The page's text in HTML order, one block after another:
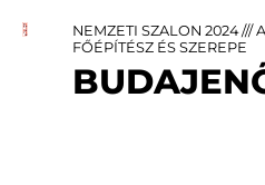
NEMZETI SZALON 2024///
FŐÉPÍTÉSZ ÉS SZEREPE